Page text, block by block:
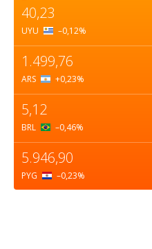
40,23
UYU –0,12%
1.499,76
ARS +0,23%
5,12
BRL –0,46%
5.946,90
PYG –0,23%